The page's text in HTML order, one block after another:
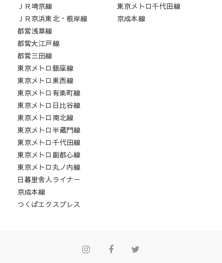
ＪＲ埼京線
ＪＲ京浜東北・根岸線
都営浅草線
都営大江戸線
都営三田線
東京メトロ銀座線
東京メトロ東西線
東京メトロ有楽町線
東京メトロ日比谷線
東京メトロ南北線
東京メトロ半蔵門線
東京メトロ千代田線
東京メトロ副都心線
東京メトロ丸ノ内線
日暮里舎人ライナー
京成本線
つくばエクスプレス
東京メトロ千代田線
京成本線
InstagramFacebook